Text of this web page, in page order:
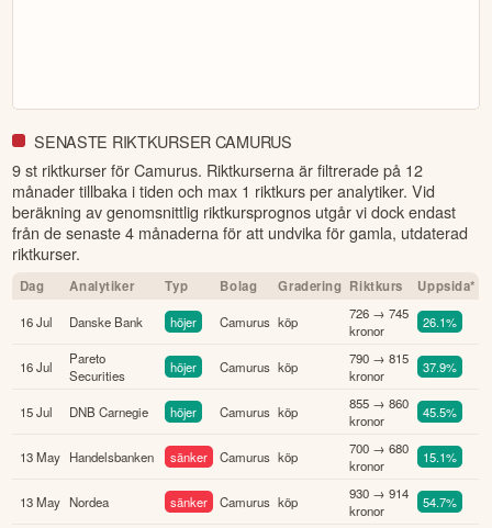
SENASTE RIKTKURSER CAMURUS
9 st riktkurser för Camurus. Riktkurserna är filtrerade på 12
månader tillbaka i tiden och max 1 riktkurs per analytiker. Vid
beräkning av genomsnittlig riktkursprognos utgår vi dock endast
från de senaste 4 månaderna för att undvika för gamla, utdaterad
riktkurser.
Dag Analytiker Typ Bolag Gradering Riktkurs Uppsida*
16 Jul Danske Bank höjer Camurus köp
726 → 745
kronor
26.1%
16 Jul
Pareto
Securities
höjer Camurus köp
790 → 815
kronor
37.9%
15 Jul DNB Carnegie höjer Camurus köp
855 → 860
kronor
45.5%
13 May Handelsbanken sänker Camurus köp
700 → 680
kronor
15.1%
13 May Nordea sänker Camurus köp
930 → 914
kronor
54.7%